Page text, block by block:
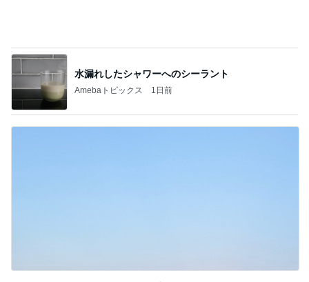
水漏れしたシャワーへのシーラント
Amebaトピックス 1日前